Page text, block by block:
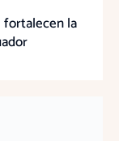
fortalecen la